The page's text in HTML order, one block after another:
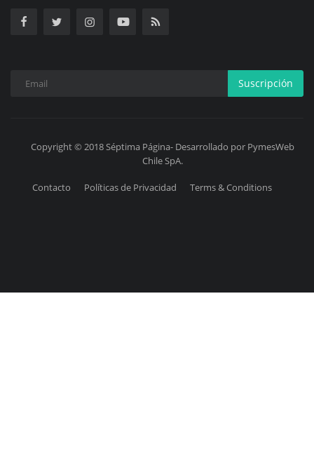
Suscripción
Copyright © 2018 Séptima Página- Desarrollado por PymesWeb
Chile SpA.
Contacto Políticas de Privacidad Terms & Conditions